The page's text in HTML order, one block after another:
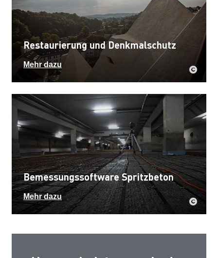
Restaurierung und Denkmalschutz
Mehr dazu
Bemessungssoftware Spritzbeton
Mehr dazu